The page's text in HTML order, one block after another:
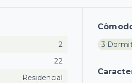
3
2
22
Residencial